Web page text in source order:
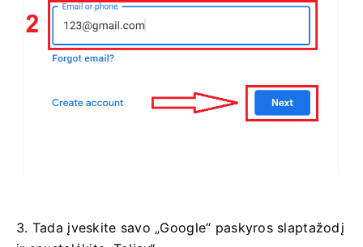
3. Tada įveskite savo „Google“ paskyros slaptažodį